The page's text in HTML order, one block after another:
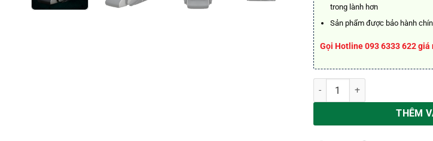
trong lành hơn
Sản phẩm được bảo hành
Gọi Hotline 093 6333 622 giá
Ghế massage Boss MCB-803
THÊM